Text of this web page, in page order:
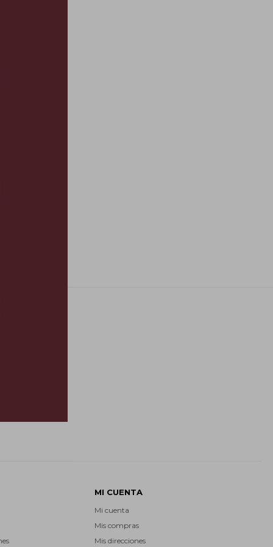
MI CUENTA
Mi cuenta
Mis compras
Mis direcciones